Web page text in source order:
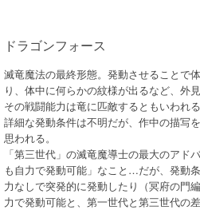
ドラゴンフォース
滅竜魔法の最終形態。発動させることで
り、体中に何らかの紋様が出るなど、外
その戦闘能力は竜に匹敵するともいわれる
詳細な発動条件は不明だが、作中の描写
思われる。
「第三世代」の滅竜魔導士の最大のアド
も自力で発動可能」なこと…だが、発動
力なしで突発的に発動したり（冥府の門
力で発動可能と、第一世代と第三世代の